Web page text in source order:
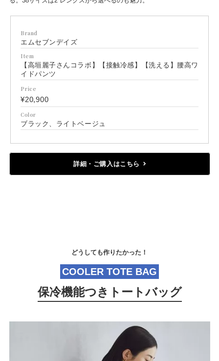
Brand
エムセブンデイズ
Item
【高垣麗子さんコラボ】【接触冷感】【洗える】腰高ワ
イドパンツ
Price
¥20,900
Color
ブラック、ライトベージュ
詳細・ご購入はこちら
どうしても作りたかった！
COOLER TOTE BAG
保冷機能つきトートバッグ